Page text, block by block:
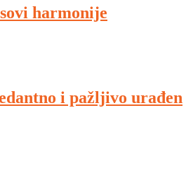
harmonije
i pažljivo urađen